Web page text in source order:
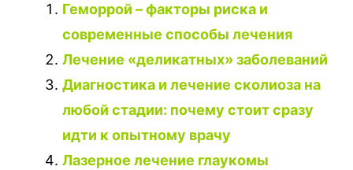
Геморрой – факторы риска и
современные способы лечения
Лечение «деликатных» заболеваний
Диагностика и лечение сколиоза на
любой стадии: почему стоит сразу
идти к опытному врачу
Лазерное лечение глаукомы